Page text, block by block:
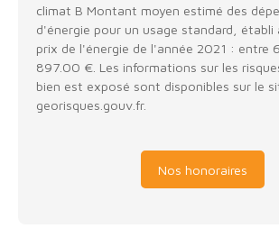
climat B Montant moyen estimé des
d'énergie pour un usage standard, établi
prix de l'énergie de l'année 2021 : entre
897.00 €. Les informations sur les
bien est exposé sont disponibles sur le
georisques.gouv.fr.
Nos honoraires